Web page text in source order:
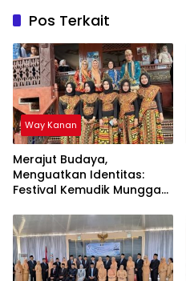
Pos Terkait
Way Kanan
Merajut Budaya,
Menguatkan Identitas:
Festival Kemudik Munggak